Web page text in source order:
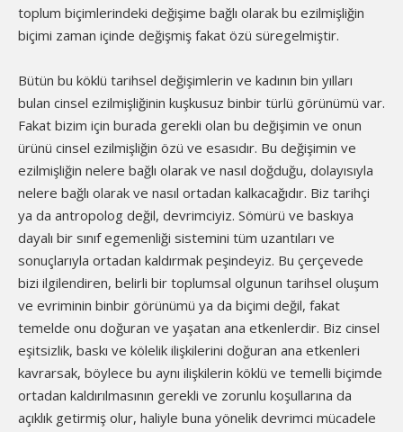
toplum biçimlerindeki değişime bağlı olarak bu ezilmişliğin
biçimi zaman içinde değişmiş fakat özü süregelmiştir.
Bütün bu köklü tarihsel değişimlerin ve kadının bin yılları
bulan cinsel ezilmişliğinin kuşkusuz binbir türlü görünümü var.
Fakat bizim için burada gerekli olan bu değişimin ve onun
ürünü cinsel ezilmişliğin özü ve esasıdır. Bu değişimin ve
ezilmişliğin nelere bağlı olarak ve nasıl doğduğu, dolayısıyla
nelere bağlı olarak ve nasıl ortadan kalkacağıdır. Biz tarihçi
ya da antropolog değil, devrimciyiz. Sömürü ve baskıya
dayalı bir sınıf egemenliği sistemini tüm uzantıları ve
sonuçlarıyla ortadan kaldırmak peşindeyiz. Bu çerçevede
bizi ilgilendiren, belirli bir toplumsal olgunun tarihsel oluşum
ve evriminin binbir görünümü ya da biçimi değil, fakat
temelde onu doğuran ve yaşatan ana etkenlerdir. Biz cinsel
eşitsizlik, baskı ve kölelik ilişkilerini doğuran ana etkenleri
kavrarsak, böylece bu aynı ilişkilerin köklü ve temelli biçimde
ortadan kaldırılmasının gerekli ve zorunlu koşullarına da
açıklık getirmiş olur, haliyle buna yönelik devrimci mücadele